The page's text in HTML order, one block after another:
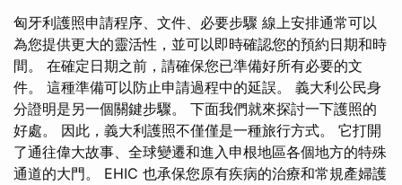
匈牙利護照申請程序、文件、必要步驟 線上安排通常可以
為您提供更大的靈活性，並可以即時確認您的預約日期和時
間。 在確定日期之前，請確保您已準備好所有必要的文
件。 這種準備可以防止申請過程中的延誤。 義大利公民身
分證明是另一個關鍵步驟。 下面我們就來探討一下護照的
好處。 因此，義大利護照不僅僅是一種旅行方式。 它打開
了通往偉大故事、全球變遷和進入申根地區各個地方的特殊
通道的大門。 EHIC 也承保您原有疾病的治療和常規產婦護